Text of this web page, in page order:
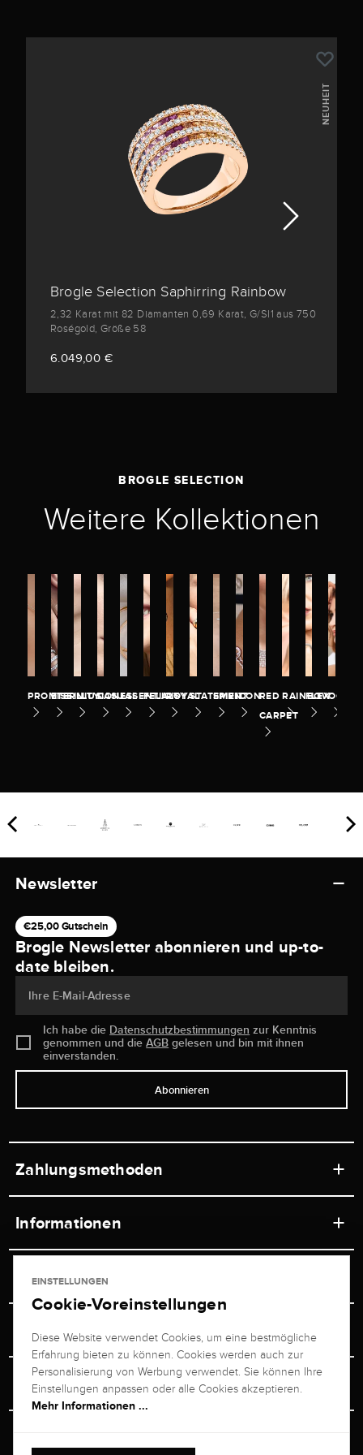
NEUHEIT
Brogle Selection Saphirring Rainbow
2,32 Karat mit 82 Diamanten 0,69 Karat, G/SI1 aus 750
Roségold, Größe 58
6.049,00 €
BROGLE SELECTION
Weitere Kollektionen
PROMISEETERNITY
ILLUSION
CASUALESSENTIALS
FELICITY
ROYALSTATEMENT
SPIRITICONRED
CARPET
RAINBOW
FLEX
Newsletter
€25,00 Gutschein
Brogle Newsletter abonnieren und up-to-
date bleiben.
Ihre E-Mail-Adresse
Ich habe die Datenschutzbestimmungen zur Kenntnis
genommen und dieAGB gelesen und bin mit ihnen
einverstanden.
Abonnieren
Zahlungsmethoden
Informationen
Ladengeschäft
Versand & Zahlung
Ratgeber
Service
Newsletterabmeldung
Retouren-Service
Vertrag Widerrufen
Juwelier Brogle
Über uns
Unternehmen
Persönlicher Berater
EINSTELLUNGEN
Cookie-Voreinstellungen
Diese Website verwendet Cookies, um eine bestmögliche
Erfahrung bieten zu können. Cookies werden auch zur
Personalisierung von Werbung verwendet. Sie können Ihre
Einstellungen anpassen oder alle Cookies akzeptieren.
Mehr Informationen ...